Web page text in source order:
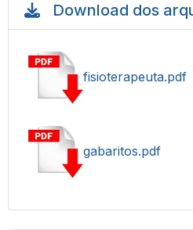
Download dos
fisioterapeuta.pdf
gabaritos.pdf